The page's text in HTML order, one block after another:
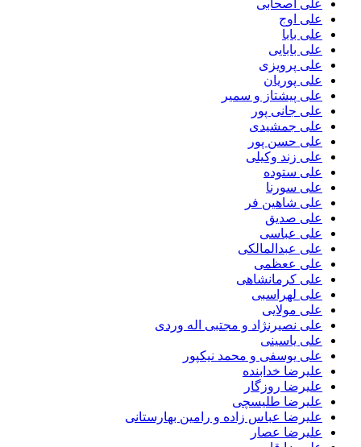
علی اصحابی
علی اوج
علی بابا
علی بابایی
علی پرویزی
علی پوریان
علی پیشتاز و سمیر
علی جانی پور
علی جمشیدی
علی حسن پور
علی زند وکیلی
علی ستوده
علی سورنا
علی شاهین فر
علی صدیق
علی عباسی
علی عبدالمالکی
علی ععظمی
علی کرمانشاهی
علی لهراسبی
علی مولایی
علی نصیرنژاد و مجتبی اله وردی
علی یاسینی
علی یوسفی و محمد نیکپور
علیرضا خدابنده
علیرضا روزگار
علیرضا طلیسچی
علیرضا عباس زاده و رامین بهارستانی
علیرضا عصار